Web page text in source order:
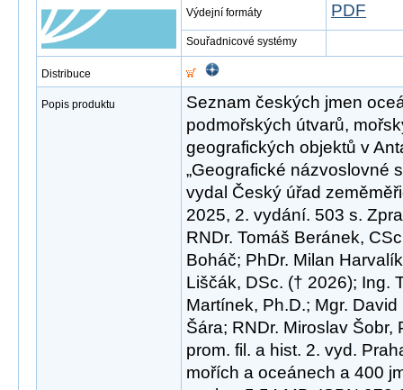
Výdejní formáty PDF
Souřadnicové systémy
Distribuce
Popis produktu
Seznam českých jmen
podmořských útvarů,
geografických objektů v
„Geografické názvoslovné
vydal Český úřad
2025, 2. vydání. 503 s.
RNDr. Tomáš Beránek,
Boháč; PhDr. Milan
Liščák, DSc. († 2026); Ing.
Martínek, Ph.D.; Mgr.
Šára; RNDr. Miroslav Šobr,
prom. fil. a hist. 2. vyd.
mořích a oceánech a 400